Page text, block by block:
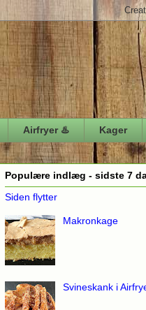
Airfryer ♨️ Kager
Populære indlæg - sidste 7
Siden flytter
Makronkage
Svineskank i